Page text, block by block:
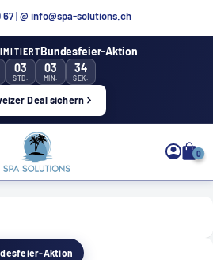
67|@ info@spa-solutions.ch
Bundesfeier-Aktion
03
STD.
03
MIN.
33
SEK.
Deal sichern
Solutions
0
Aktion